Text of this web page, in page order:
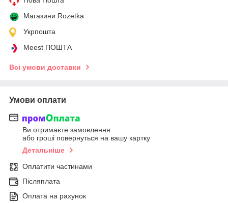
Магазини Rozetka
Укрпошта
Meest ПОШТА
Всі умови доставки
Умови оплати
Ви отримаєте замовлення
або гроші повернуться на вашу картку
Детальніше
Оплатити частинами
Післяплата
Оплата на рахунок